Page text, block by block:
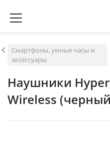
Смартфоны, умные часы и
аксессуары
Наушники
Wireless